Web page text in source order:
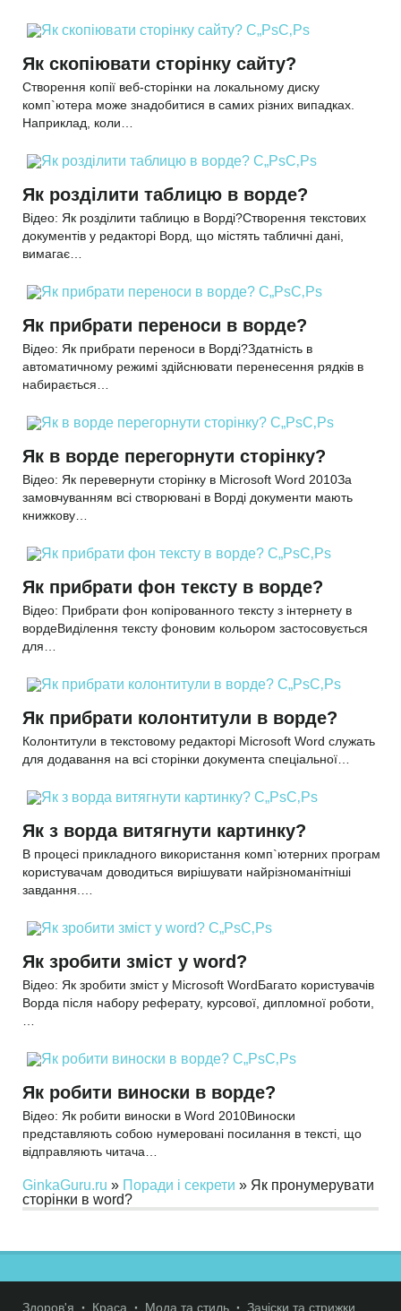
Як скопіювати сторінку сайту?
Створення копії веб-сторінки на локальному диску
комп`ютера може знадобитися в самих різних випадках.
Наприклад, коли…
Як розділити таблицю в ворде?
Відео: Як розділити таблицю в Ворді?Створення текстових
документів у редакторі Ворд, що містять табличні дані,
вимагає…
Як прибрати переноси в ворде?
Відео: Як прибрати переноси в Ворді?Здатність в
автоматичному режимі здійснювати перенесення рядків в
набирається…
Як в ворде перегорнути сторінку?
Відео: Як перевернути сторінку в Microsoft Word 2010За
замовчуванням всі створювані в Ворді документи мають
книжкову…
Як прибрати фон тексту в ворде?
Відео: Прибрати фон копірованного тексту з інтернету в
вордеВиділення тексту фоновим кольором застосовується
для…
Як прибрати колонтитули в ворде?
Колонтитули в текстовому редакторі Microsoft Word служать
для додавання на всі сторінки документа спеціальної…
Як з ворда витягнути картинку?
В процесі прикладного використання комп`ютерних програм
користувачам доводиться вирішувати найрізноманітніші
завдання.…
Як зробити зміст у word?
Відео: Як зробити зміст у Microsoft WordБагато користувачів
Ворда після набору реферату, курсової, дипломної роботи,
Як робити виноски в ворде?
Відео: Як робити виноски в Word 2010Виноски
представляють собою нумеровані посилання в тексті, що
відправляють читача…
GinkaGuru.ru » Поради і секрети » Як пронумерувати
сторінки в word?
Здоров'я Краса Мода та стиль Зачіски та стрижки